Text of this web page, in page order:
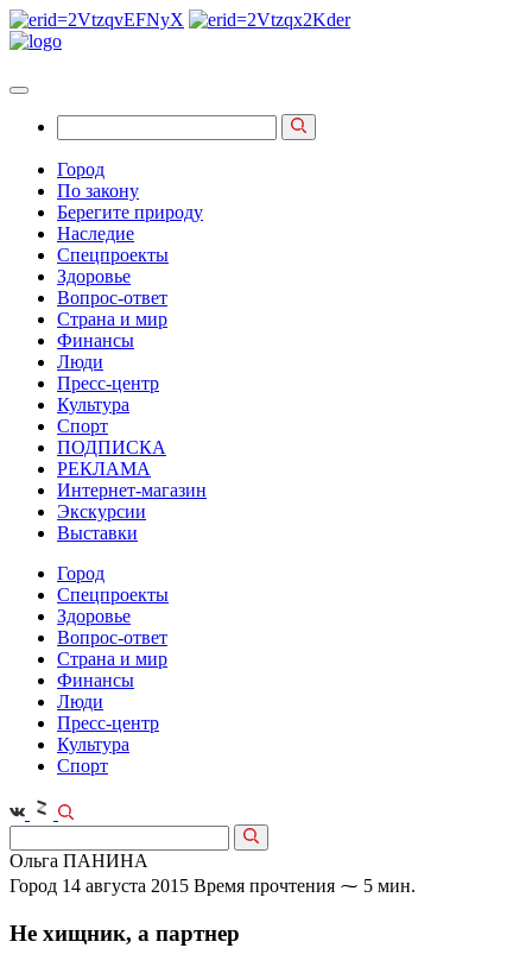
Город
По закону
Берегите природу
Наследие
Спецпроекты
Здоровье
Вопрос-ответ
Страна и мир
Финансы
Люди
Пресс-центр
Культура
Спорт
ПОДПИСКА
РЕКЛАМА
Интернет-магазин
Экскурсии
Выставки
Город
Спецпроекты
Здоровье
Вопрос-ответ
Страна и мир
Финансы
Люди
Пресс-центр
Культура
Спорт
Ольга ПАНИНА
Город 14 августа 2015 Время прочтения ⁓ 5 мин.
Не хищник, а партнер